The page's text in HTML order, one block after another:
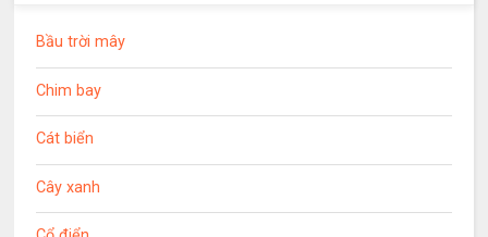
Bầu trời mây
Chim bay
Cát biển
Cây xanh